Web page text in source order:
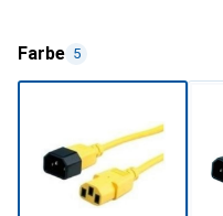
Farbe 5